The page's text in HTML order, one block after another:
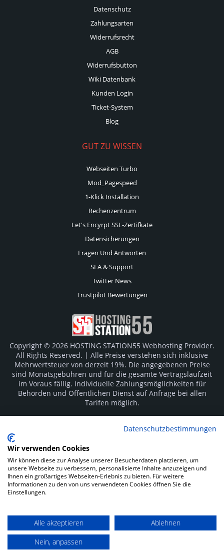
Datenschutz
Zahlungsarten
Widerrufsrecht
AGB
Widerrufsbutton
Wiki Datenbank
Kunden Login
Ticket-System
Blog
GUT ZU WISSEN
Webseiten Turbo
Mod_Pagespeed
1-Klick Installation
Rechenzentrum
Let's Encyrpt SSL-Zertifkate
Datensicherungen
Fragen Und Antworten
SLA & Support
Twitter News
Trustpilot Bewertungen
Copyright © 2026 HOSTING STATION55 Webhosting Provider.
All Rights Reserved. | Alle Preise verstehen sich inklusive
Mehrwertsteuer von derzeit 19%. Die angegebenen Preise
sind Monatsgebühren und für die gesamte Vertragslaufzeit
im Voraus fällig. Individuelle Zahlungsmöglichkeiten für
Behörden und Öffentlichen Dienst auf Anfrage bei allen
Tarifen möglich.
Hersteller. Irrtümer vorbehalten.
SOCIAL MEDIA
Impressum Kunden Login
Zahlungsarten: Rechnung, Vorkasse, Sofortüberweisung und
Datenschutzbestimmungen
Wir verwenden Cookies
Wir können diese zur Analyse unserer Besucherdaten platzieren, um
unsere Webseite zu verbessern, personalisierte Inhalte anzuzeigen und
Ihnen ein großartiges Webseiten-Erlebnis zu bieten. Für weitere
Informationen zu den von uns verwendeten Cookies öffnen Sie die
Einstellungen.
Alle akzeptieren
Ablehnen
Nein, anpassen